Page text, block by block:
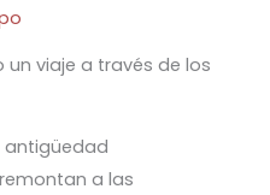
un viaje a través de los
antigüedad
a las